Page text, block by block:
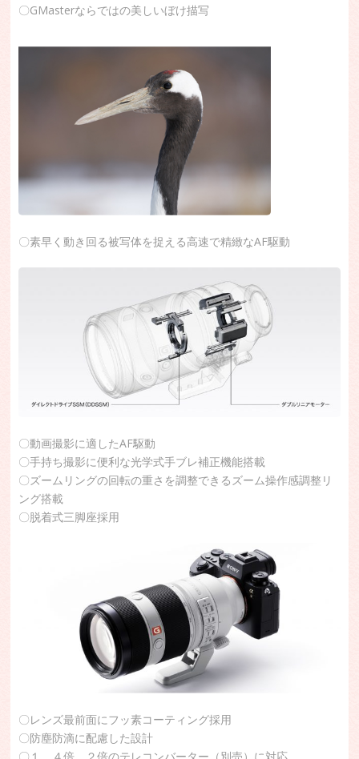
〇GMasterならではの美しいぼけ描写
〇素早く動き回る被写体を捉える高速で精緻なAF駆動
〇動画撮影に適したAF駆動
〇手持ち撮影に便利な光学式手ブレ補正機能搭載
〇ズームリングの回転の重さを調整できるズーム操作感調整リ
ング搭載
〇脱着式三脚座採用
〇レンズ最前面にフッ素コーティング採用
〇防塵防滴に配慮した設計
〇１．４倍、２倍のテレコンバーター（別売）に対応